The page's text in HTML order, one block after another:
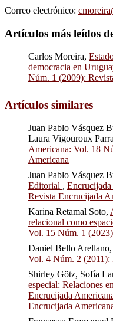
Correo electrónico:
Artículos más leídos
Carlos Moreira,
democracia en
Núm. 1 (2009):
Artículos similares
Juan Pablo Vásquez
Laura Vigouroux
Americana: Vol. 18
Americana
Juan Pablo Vásquez
Editorial ,
Revista Encrucijada
Karina Retamal Soto,
relacional como
Vol. 15 Núm. 1
Daniel Bello Arellano,
Vol. 4 Núm. 2 (2011):
Shirley Götz, Sofía
especial: Relaciones
Encrucijada
Encrucijada